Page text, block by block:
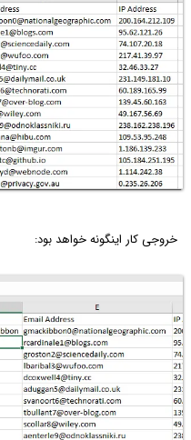
خروجی کار اینگونه خواهد بود: